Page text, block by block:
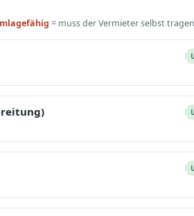
= muss der Vermieter selbst tragen